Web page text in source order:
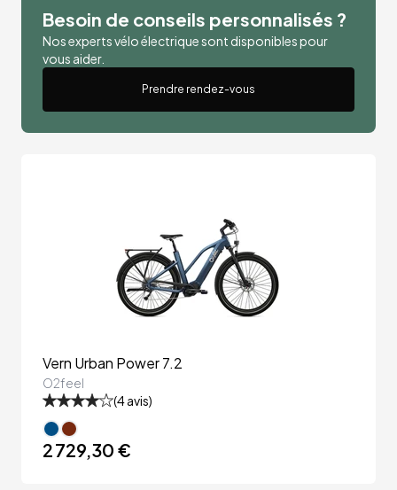
Besoin de conseils personnalisés ?
Nos experts vélo électrique sont disponibles pour
vous aider.
Prendre rendez-vous
Vern Urban Power 7.2
O2feel
(4avis)
2 729,30 €